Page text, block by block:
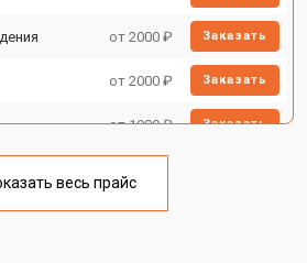
от 2000 ₽ Заказать
от 2000 ₽ Заказать
от 1900 ₽ Заказать
весь прайс